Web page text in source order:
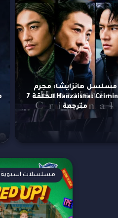
مسلسل هانزايشا: مجرم
Hanzaisha: Criminal الحلقة 7
مترجمة
مسلسلات اسيوية